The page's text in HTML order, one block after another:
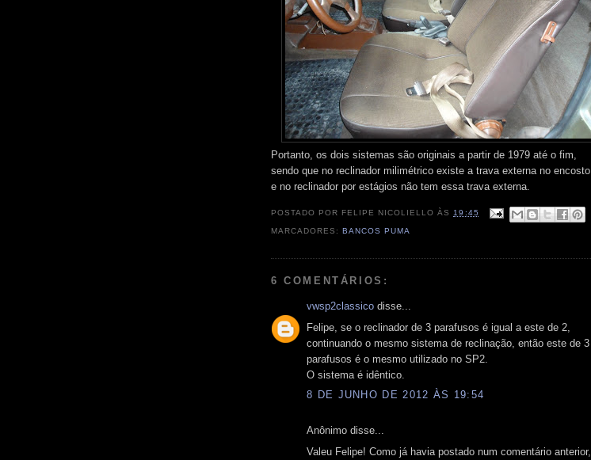
Portanto, os dois sistemas são originais a partir de 1979 até o fim,
sendo que no reclinador milimétrico existe a trava externa no encosto
e no reclinador por estágios não tem essa trava externa.
POSTADO POR FELIPE NICOLIELLO ÀS19:45
MARCADORES:BANCOS PUMA
6 COMENTÁRIOS:
vwsp2classico disse...
Felipe, se o reclinador de 3 parafusos é igual a este de 2,
continuando o mesmo sistema de reclinação, então este de 3
parafusos é o mesmo utilizado no SP2.
O sistema é idêntico.
8 DE JUNHO DE 2012 ÀS 19:54
Anônimo disse...
Valeu Felipe! Como já havia postado num comentário anterior,